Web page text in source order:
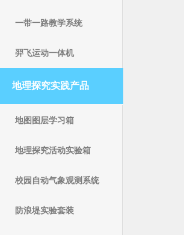
一带一路教学系统
羿飞运动一体机
地理探究实践产品
地图图层学习箱
地理探究活动实验箱
校园自动气象观测系统
防浪堤实验套装